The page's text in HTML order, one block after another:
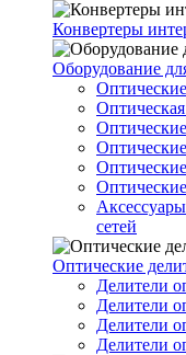
Конвертеры
Оборудование
сетей
Оптические
Делители
Делители
Делители
Делители